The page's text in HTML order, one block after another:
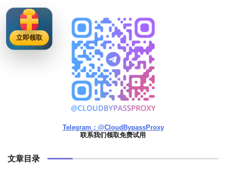
Telegram：@CloudBypassProxy
联系我们领取免费试用
文章目录
立即领取